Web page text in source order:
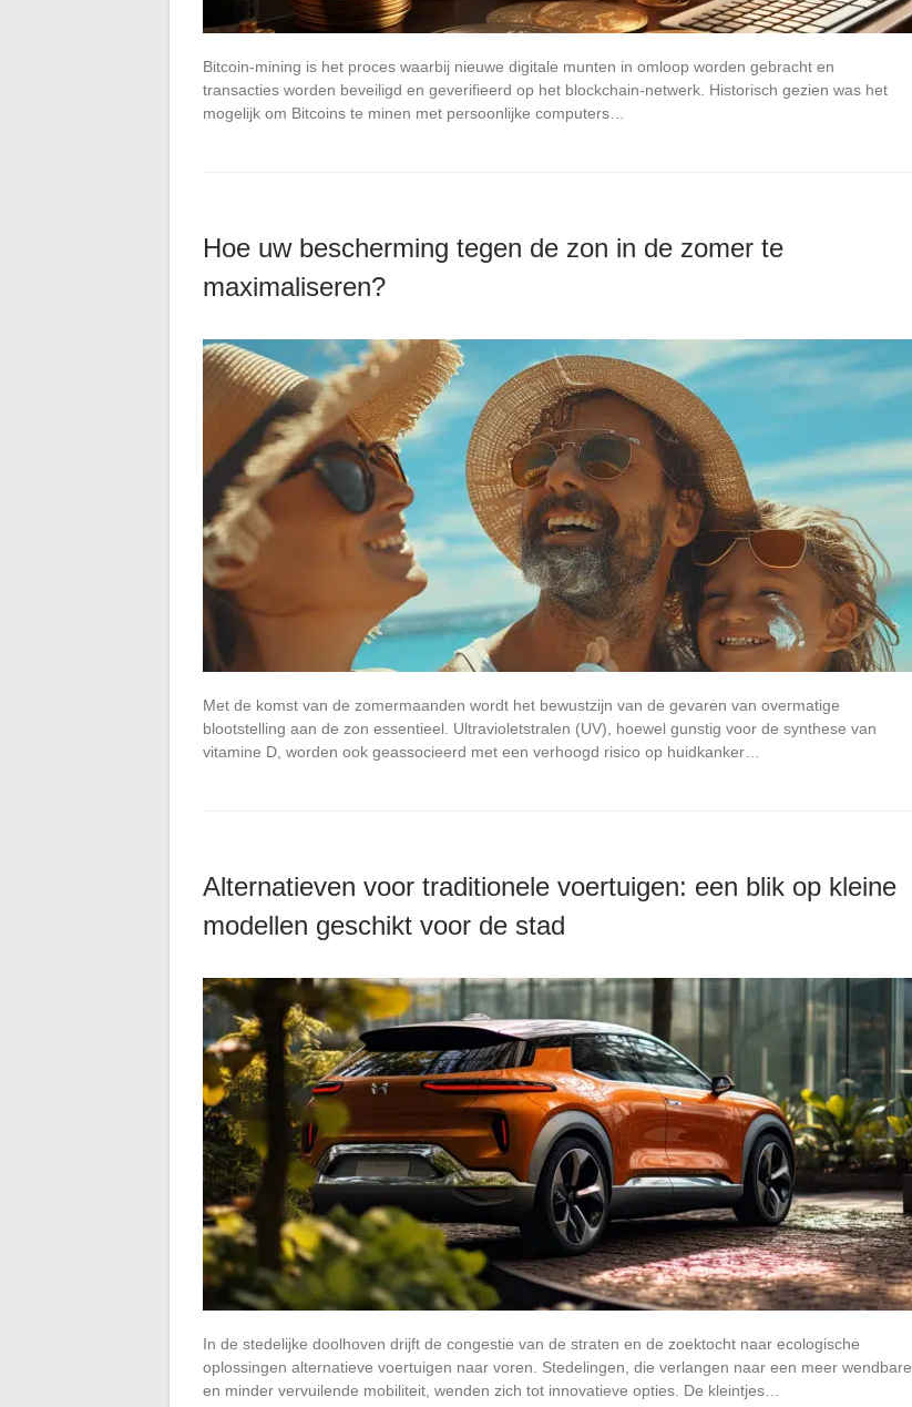
Bitcoin-mining is het proces waarbij nieuwe digitale munten in omloop worden gebracht en
transacties worden beveiligd en geverifieerd op het blockchain-netwerk. Historisch gezien was het
mogelijk om Bitcoins te minen met persoonlijke computers…
Hoe uw bescherming tegen de zon in de zomer te
maximaliseren?
Met de komst van de zomermaanden wordt het bewustzijn van de gevaren van overmatige
blootstelling aan de zon essentieel. Ultravioletstralen (UV), hoewel gunstig voor de synthese van
vitamine D, worden ook geassocieerd met een verhoogd risico op huidkanker…
Alternatieven voor traditionele voertuigen: een blik op kleine
modellen geschikt voor de stad
In de stedelijke doolhoven drijft de congestie van de straten en de zoektocht naar ecologische
oplossingen alternatieve voertuigen naar voren. Stedelingen, die verlangen naar een meer wendbare
en minder vervuilende mobiliteit, wenden zich tot innovatieve opties. De kleintjes…